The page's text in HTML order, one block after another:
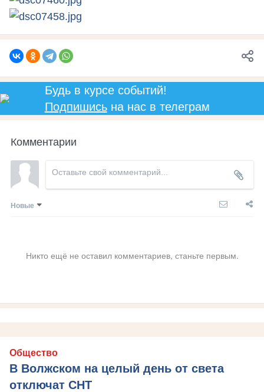
Будь в курсе событий!
Подпишисьна нас в телеграм
Комментарии
Новые
Никто ещё не оставил комментариев, станьте первым.
Общество
В Волжском на целый день от света
отключат СНТ